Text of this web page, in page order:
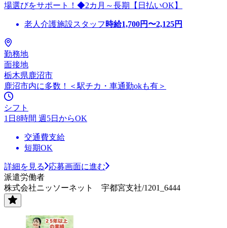
場選びをサポート！◆2カ月～長期【日払いOK】
老人介護施設スタッフ 時給1,700円〜2,125円
勤務地
面接地
栃木県鹿沼市
鹿沼市内に多数！＜駅チカ・車通勤okも有＞
シフト
1日8時間 週5日からOK
交通費支給
短期OK
詳細を見る
応募画面に進む
派遣労働者
株式会社ニッソーネット 宇都宮支社/1201_6444